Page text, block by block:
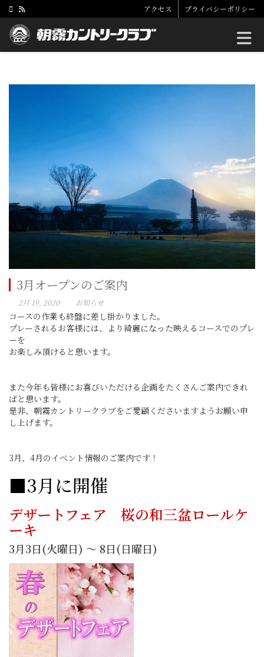
アクセス プライバシーポリシー
3月オープンのご案内
2月 19, 2020 お知らせ
コースの作業も終盤に差し掛かりました。
プレーされるお客様には、より綺麗になった映えるコースでのプレ
ーを
お楽しみ頂けると思います。
また今年も皆様にお喜びいただける企画をたくさんご案内できれ
ばと思います。
是非、朝霧カントリークラブをご愛顧くださいますようお願い申
し上げます。
3月、4月のイベント情報のご案内です！
■3月に開催
デザートフェア 桜の和三盆ロールケ
ーキ
3月3日(火曜日) ～ 8日(日曜日)